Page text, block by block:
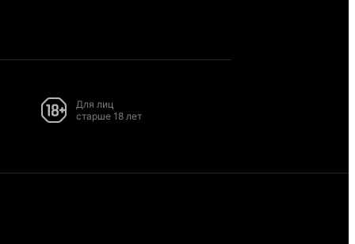
Для лиц
старше 18 лет